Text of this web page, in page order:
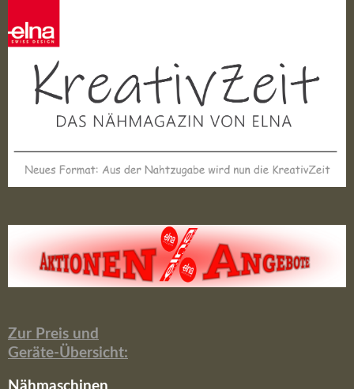
Zur Preis und
Geräte-Übersicht: